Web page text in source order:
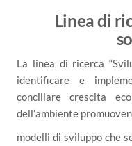
Linea di
La linea di ricerca
identificare e
conciliare crescita
dell’ambiente
modelli di sviluppo che